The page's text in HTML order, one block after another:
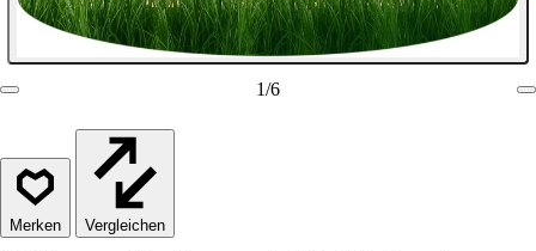
1/6
Vergleichen